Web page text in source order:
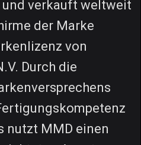
verkauft weltweit
der Marke
von
Durch die
nutzt MMD einen